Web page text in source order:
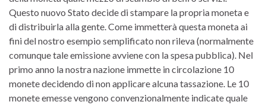
Questo nuovo Stato decide di stampare la propria moneta e
di distribuirla alla gente. Come immetterà questa moneta ai
fini del nostro esempio semplificato non rileva (normalmente
comunque tale emissione avviene con la spesa pubblica). Nel
primo anno la nostra nazione immette in circolazione 10
monete decidendo di non applicare alcuna tassazione. Le 10
monete emesse vengono convenzionalmente indicate quale